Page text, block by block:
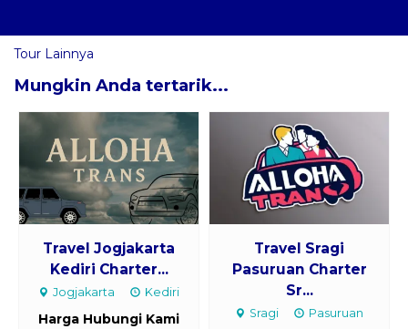
Tour Lainnya
Mungkin Anda tertarik...
Travel Jogjakarta
Kediri Charter...
Jogjakarta Kediri
Harga Hubungi Kami
Travel Sragi
Pasuruan Charter
Sr...
Sragi Pasuruan